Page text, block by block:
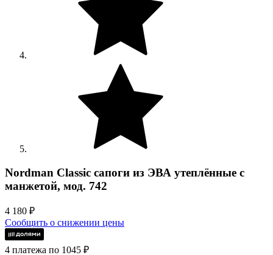
Nordman Classic сапоги из ЭВА утеплённые с
манжетой, мод. 742
4 180 ₽
Сообщить о снижении цены
4 платежа по 1045 ₽